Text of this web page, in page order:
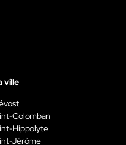
ville
Colomban
Hippolyte
Jérôme